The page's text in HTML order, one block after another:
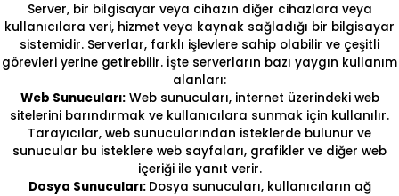
Server, bir bilgisayar veya cihazın diğer cihazlara veya
kullanıcılara veri, hizmet veya kaynak sağladığı bir bilgisayar
sistemidir. Serverlar, farklı işlevlere sahip olabilir ve çeşitli
görevleri yerine getirebilir. İşte serverların bazı yaygın kullanım
alanları:
Web Sunucuları:Web sunucuları, internet üzerindeki web
sitelerini barındırmak ve kullanıcılara sunmak için kullanılır.
Tarayıcılar, web sunucularından isteklerde bulunur ve
sunucular bu isteklere web sayfaları, grafikler ve diğer web
içeriği ile yanıt verir.
Dosya Sunucuları: Dosya sunucuları, kullanıcıların ağ